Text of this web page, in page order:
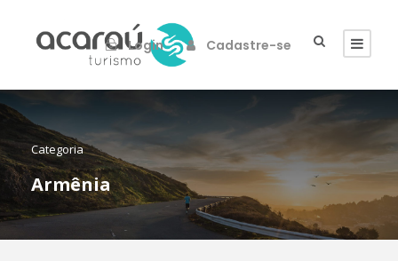
Login Cadastre-se
Categoria
Armênia